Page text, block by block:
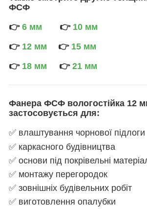
ФСФ
👉 6 мм 👉 10 мм
👉 12 мм 👉 15 мм
👉 18 мм 👉21 мм
Фанера ФСФ вологостійка 12
застосовується для:
✅ влаштування чорнової підлоги
✅ каркасного будівництва
✅ основи під покрівельні
✅ монтажу перегородок
✅ зовнішніх будівельних робіт
✅ виготовлення опалубки